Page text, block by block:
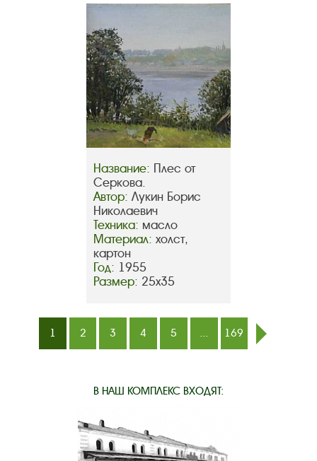
Название: Плес от
Серкова.
Автор: Лукин Борис
Николаевич
Техника: масло
Материал: холст,
картон
Год: 1955
Размер: 25х35
1 2 3 4 5 ...
169
В НАШ КОМПЛЕКС ВХОДЯТ: